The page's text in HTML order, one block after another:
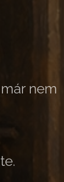
nem